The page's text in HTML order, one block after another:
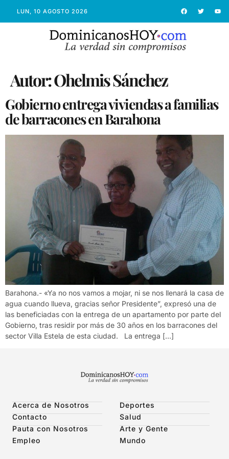
LUN, 10 AGOSTO 2026
Autor:Ohelmis Sánchez
Gobierno entrega viviendas a familias
de barracones en Barahona
Barahona.- «Ya no nos vamos a mojar, ni se nos llenará la casa de
agua cuando llueva, gracias señor Presidente”, expresó una de
las beneficiadas con la entrega de un apartamento por parte del
Gobierno, tras residir por más de 30 años en los barracones del
sector Villa Estela de esta ciudad. La entrega […]
Acerca de Nosotros
Contacto
Pauta con Nosotros
Empleo
Deportes
Salud
Arte y Gente
Mundo